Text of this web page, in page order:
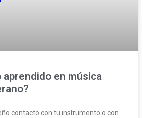
aprendido en música
contacto con tu instrumento o con